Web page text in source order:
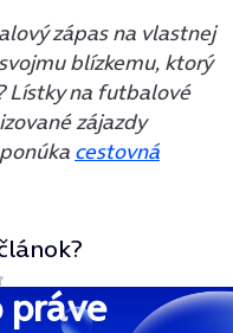
zápas na vlastnej
blízkemu, ktorý
Lístky na futbalové
zájazdy
cestovná
práve